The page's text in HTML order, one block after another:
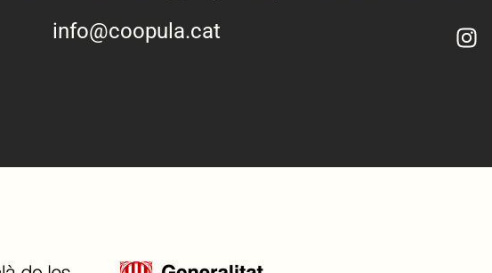
info@coopula.cat